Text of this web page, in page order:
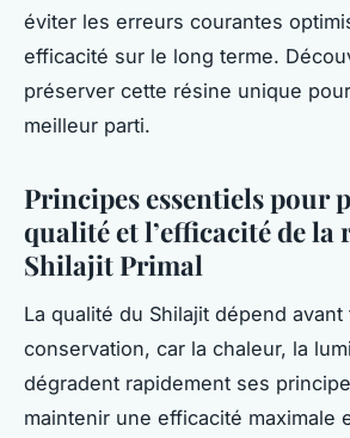
éviter les erreurs courantes
efficacité sur le long terme.
préserver cette résine unique
meilleur parti.
Principes essentiels pour
qualité et l’efficacité de la
Shilajit Primal
La qualité du Shilajit dépend avant
conservation, car la chaleur, la
dégradent rapidement ses
maintenir une efficacité maximale